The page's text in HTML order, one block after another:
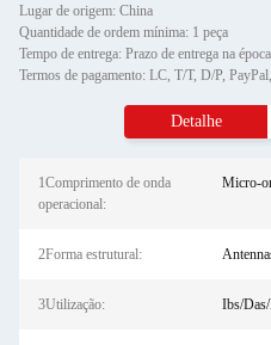
Lugar de origem: China
Quantidade de ordem mínima: 1 peça
Detalhe
1Comprimento de onda
operacional:
Micro-
2Forma estrutural:
3Utilização: Ibs/